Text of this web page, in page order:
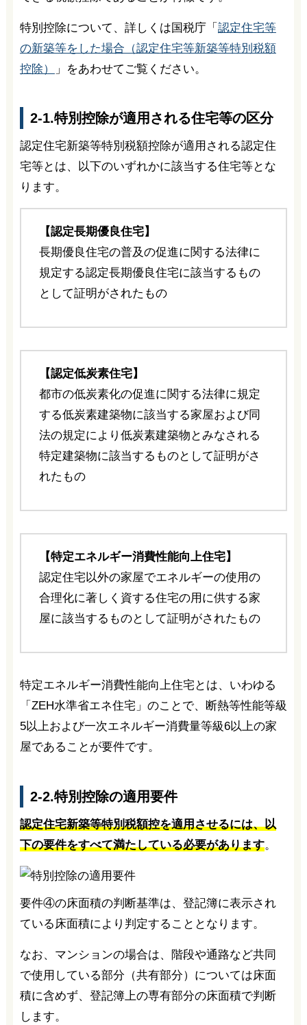
特別控除について、詳しくは国税庁「 認定住宅等
の新築等をした場合（認定住宅等新築等特別税額
控除）
」をあわせてご覧ください。
2-1.特別控除が適用される住宅等の区分
認定住宅新築等特別税額控除が適用される認定住
宅等とは、以下のいずれかに該当する住宅等とな
ります。
【認定長期優良住宅】
長期優良住宅の普及の促進に関する法律に
規定する認定長期優良住宅に該当するもの
として証明がされたもの
【認定低炭素住宅】
都市の低炭素化の促進に関する法律に規定
する低炭素建築物に該当する家屋および同
法の規定により低炭素建築物とみなされる
特定建築物に該当するものとして証明がさ
れたもの
【特定エネルギー消費性能向上住宅】
認定住宅以外の家屋でエネルギーの使用の
合理化に著しく資する住宅の用に供する家
屋に該当するものとして証明がされたもの
特定エネルギー消費性能向上住宅とは、いわゆる
「ZEH水準省エネ住宅」のことで、断熱等性能等級
5以上および一次エネルギー消費量等級6以上の家
屋であることが要件です。
2-2.特別控除の適用要件
認定住宅新築等特別税額控を適用させるには、以
下の要件をすべて満たしている必要があります。
要件④の床面積の判断基準は、登記簿に表示され
ている床面積により判定することとなります。
なお、マンションの場合は、階段や通路など共同
で使用している部分（共有部分）については床面
積に含めず、登記簿上の専有部分の床面積で判断
します。